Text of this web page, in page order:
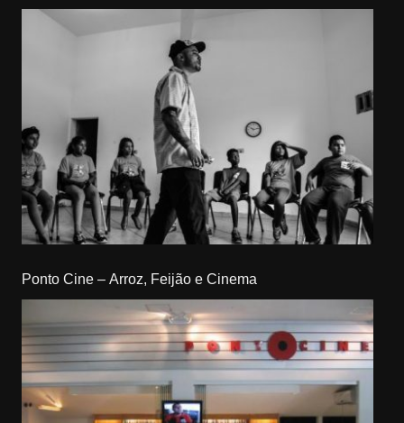
Ponto Cine – Arroz, Feijão e Cinema